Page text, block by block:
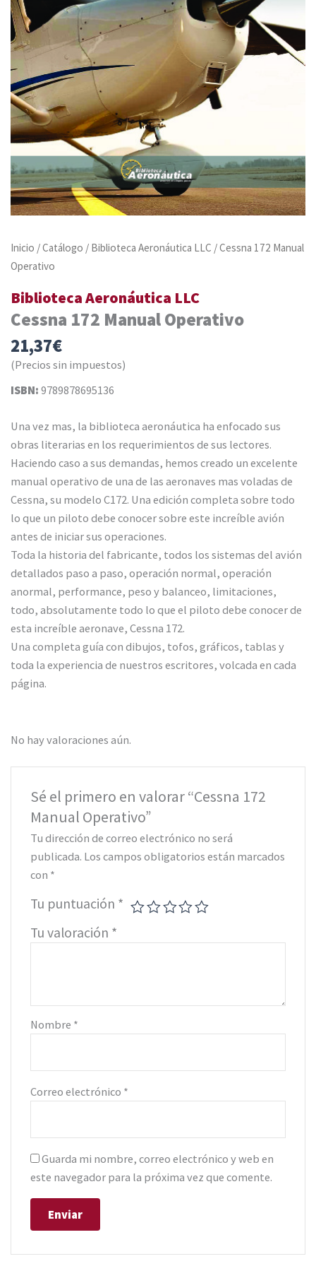
Inicio /Catálogo / Biblioteca Aeronáutica LLC / Cessna 172 Manual
Operativo
Biblioteca Aeronáutica LLC
Cessna 172 Manual Operativo
21,37€
(Precios sin impuestos)
ISBN: 9789878695136
Una vez mas, la biblioteca aeronáutica ha enfocado sus
obras literarias en los requerimientos de sus lectores.
Haciendo caso a sus demandas, hemos creado un excelente
manual operativo de una de las aeronaves mas voladas de
Cessna, su modelo C172. Una edición completa sobre todo
lo que un piloto debe conocer sobre este increíble avión
antes de iniciar sus operaciones.
Toda la historia del fabricante, todos los sistemas del avión
detallados paso a paso, operación normal, operación
anormal, performance, peso y balanceo, limitaciones,
todo, absolutamente todo lo que el piloto debe conocer de
esta increíble aeronave, Cessna 172.
Una completa guía con dibujos, tofos, gráficos, tablas y
toda la experiencia de nuestros escritores, volcada en cada
página.
No hay valoraciones aún.
Sé el primero en valorar “Cessna 172
Manual Operativo”
Tu dirección de correo electrónico no será
publicada. Los campos obligatorios están marcados
con *
Tu puntuación *
Tu valoración *
Nombre *
Correo electrónico *
Guarda mi nombre, correo electrónico y web en
este navegador para la próxima vez que comente.